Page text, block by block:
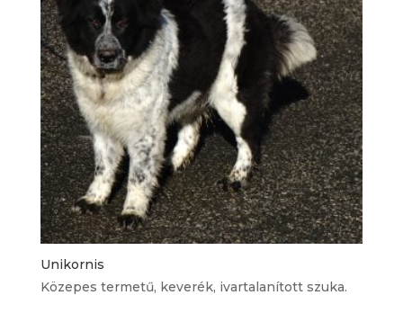
Unikornis
Közepes termetű, keverék, ivartalanított szuka.